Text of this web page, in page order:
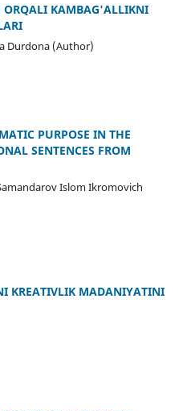
KAMBAG'ALLIKNI
Durdona (Author)
PURPOSE IN THE
SENTENCES FROM
Islom Ikromovich
KREATIVLIK MADANIYATINI